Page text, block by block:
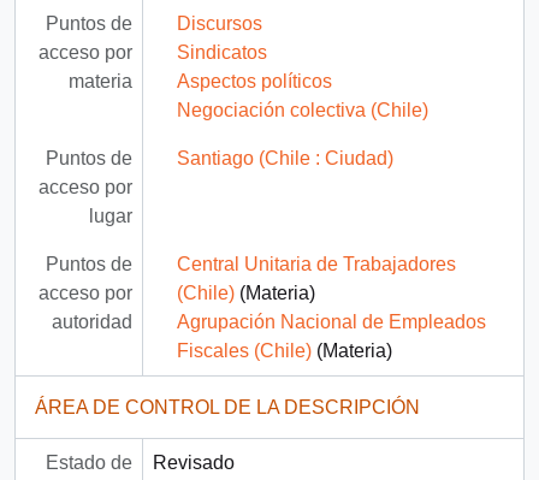
Puntos de
acceso por
materia
Discursos
Sindicatos
Aspectos políticos
Negociación colectiva (Chile)
Puntos de
acceso por
lugar
Santiago (Chile : Ciudad)
Puntos de
acceso por
autoridad
Central Unitaria de Trabajadores
(Chile)(Materia)
Agrupación Nacional de Empleados
Fiscales (Chile)(Materia)
ÁREA DE CONTROL DE LA DESCRIPCIÓN
Estado de
Revisado